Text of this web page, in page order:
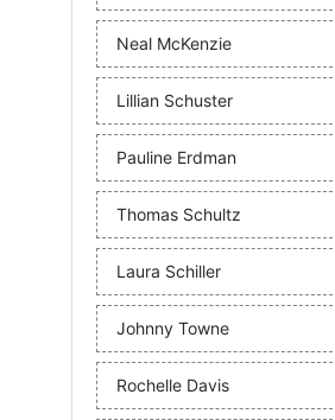
Neal McKenzie
Lillian Schuster
Pauline Erdman
Thomas Schultz
Laura Schiller
Johnny Towne
Rochelle Davis